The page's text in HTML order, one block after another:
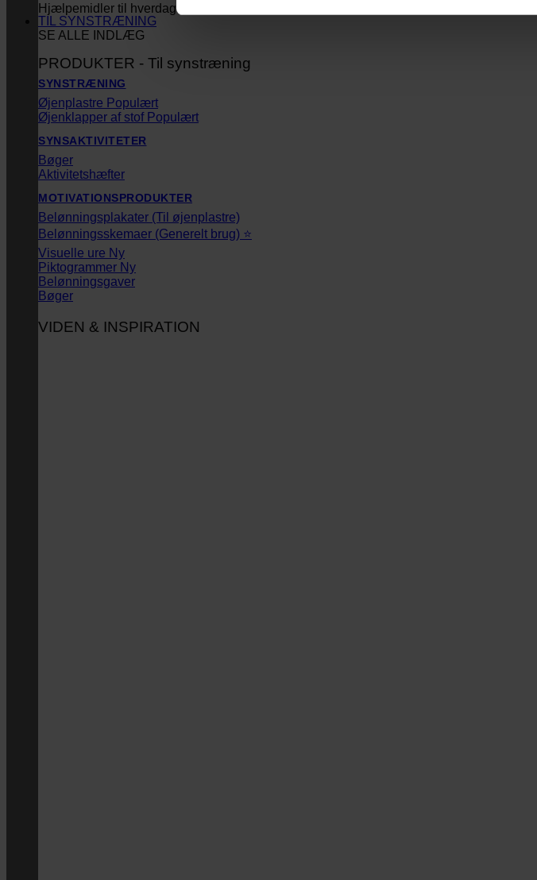
Hjælpemidler til hverdagen
SE ALLE INDLÆG
TIL SYNSTRÆNING
PRODUKTER - Til synstræning
SYNSTRÆNING
Øjenplastre
Øjenklapper af stof
SYNSAKTIVITETER
Bøger
Aktivitetshæfter
MOTIVATIONSPRODUKTER
Belønningsplakater (Til øjenplastre)
Belønningsskemaer (Generelt brug) ⭐
Visuelle ure
Piktogrammer
Belønningsgaver
Bøger
VIDEN & INSPIRATION